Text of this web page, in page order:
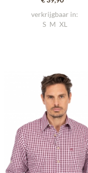
verkrijgbaar in:
S M XL